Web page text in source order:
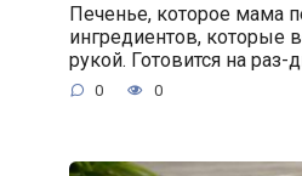
Печенье, которое мама
ингредиентов, которые
рукой. Готовится на раз-
0 0